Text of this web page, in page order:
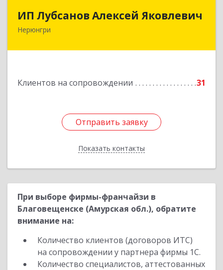
ИП Лубсанов Алексей Яковлевич
Нерюнгри
Клиентов на сопровождении 31
Отправить заявку
Показать контакты
ИП Лубсанов Алексей Яковлевич
675002, Амурская область, г. Благовещенск, ул.
Отправить заявку
Назад
При выборе фирмы-франчайзи в
Благовещенске (Амурская обл.), обратите
внимание на:
Количество клиентов (договоров ИТС)
на сопровождении у партнера фирмы 1С.
Количество специалистов, аттестованных